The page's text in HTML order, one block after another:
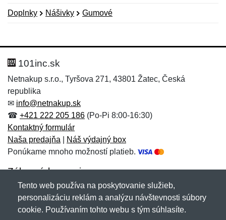
Doplnky Nášivky Gumové
Hodnotenie:
Meno:*
E-mail:
Správa*
Meno:
E-mail:*
Správa*
101inc.sk
Netnakup s.r.o., Tyršova 271, 43801 Žatec, Česká
republika
✉ info@netnakup.sk
☎ +421 222 205 186 (Po-Pi 8:00-16:30)
Kontaktný formulár
Naša predajňa
Náš výdajný box
Ponúkame mnoho možností platieb.
Zákaznícky servis
Novinky emailom
Tento web používa na poskytovanie služieb,
personalizáciu reklám a analýzu návštevnosti súbory
cookie. Používaním tohto webu s tým súhlasíte.